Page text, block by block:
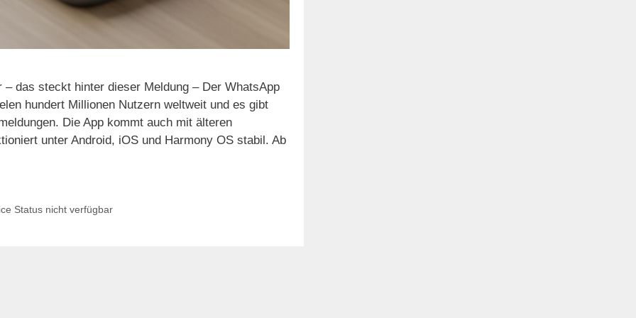
das steckt hinter dieser Meldung – Der WhatsApp
hundert Millionen Nutzern weltweit und es gibt
Die App kommt auch mit älteren
unter Android, iOS und Harmony OS stabil. Ab
Status nicht verfügbar